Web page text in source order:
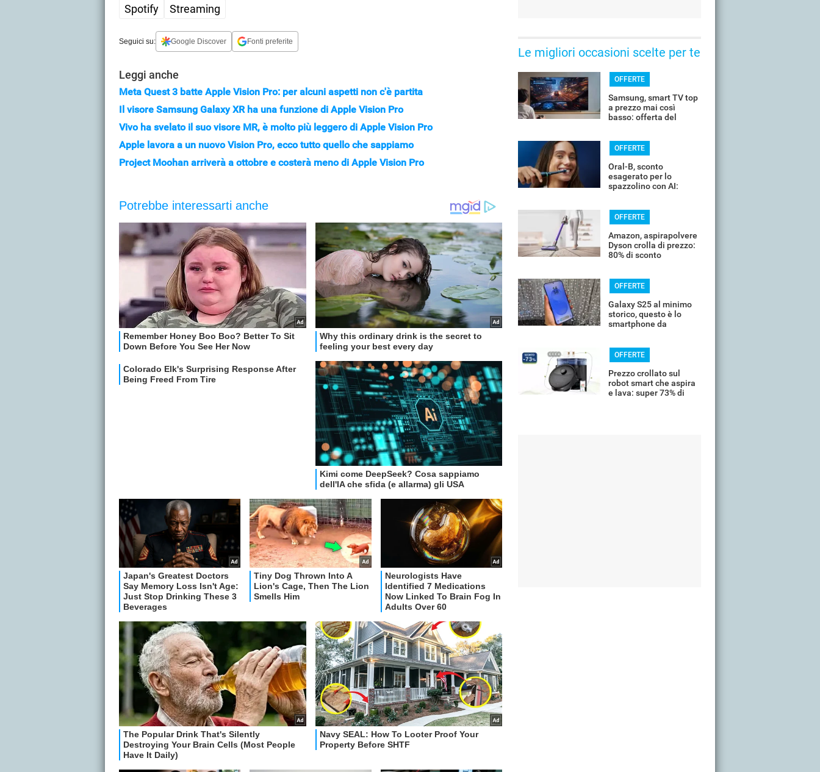
Spotify Streaming
Seguici su: Google Discover Fonti preferite
Leggi anche
Meta Quest 3 batte Apple Vision Pro: per alcuni aspetti non c'è partita
Il visore Samsung Galaxy XR ha una funzione di Apple Vision Pro
Vivo ha svelato il suo visore MR, è molto più leggero di Apple Vision Pro
Apple lavora a un nuovo Vision Pro, ecco tutto quello che sappiamo
Project Moohan arriverà a ottobre e costerà meno di Apple Vision Pro
Le migliori occasioni scelte per te
OFFERTE
Samsung, smart TV top
a prezzo mai così
basso: offerta del
OFFERTE
Oral-B, sconto
esagerato per lo
spazzolino con AI:
OFFERTE
Amazon, aspirapolvere
Dyson crolla di prezzo:
80% di sconto
OFFERTE
Galaxy S25 al minimo
storico, questo è lo
smartphone da
OFFERTE
Prezzo crollato sul
robot smart che aspira
e lava: super 73% di